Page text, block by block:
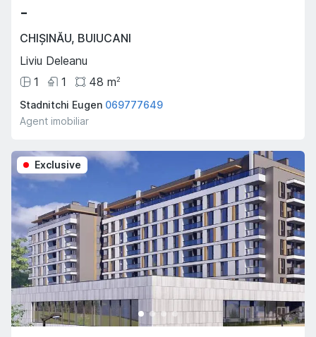
-
CHIȘINĂU, BUIUCANI
Liviu Deleanu
1
1 48 m2
Stadnitchi Eugen 069777649
Agent imobiliar
Exclusive